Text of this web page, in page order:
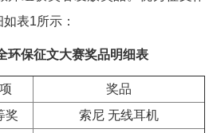
表1所示：
环保征文大赛奖品明细表
奖品
奖
索尼 无线耳机